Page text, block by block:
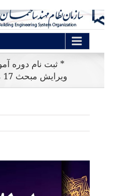
* ثبت نام دوره
ویرایش مبحث 17 مقررات ملی ساختمان
Larger
Image